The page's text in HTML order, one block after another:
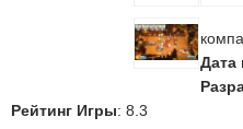
Дата
Рейтинг Игры: 8.3